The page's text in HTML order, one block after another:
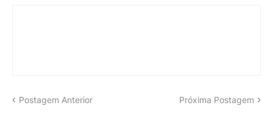
Postagem Anterior Próxima Postagem